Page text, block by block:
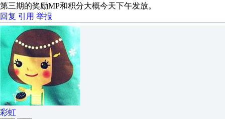
第三期的奖励MP和积分大概今天下午发放。
回复 引用 举报
彩虹